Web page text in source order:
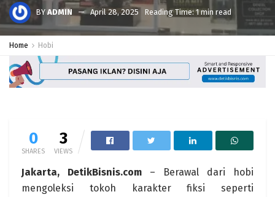
BY ADMIN April 28, 2025 Reading Time: 1 min read
Home Hobi
0
SHARES
3
VIEWS
Jakarta, DetikBisnis.com – Berawal dari hobi
mengoleksi tokoh karakter fiksi seperti